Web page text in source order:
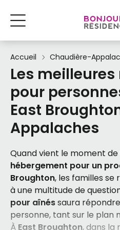
Accueil Chaudière-
Les
pour
East
Appalaches
Quand vient le moment
hébergement pour un
Broughton, les familles
à une multitude de
pour aînéssaura
personne, tant sur le plan
À East Broughton, dans la